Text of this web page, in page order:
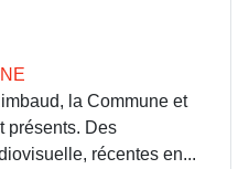
la Commune et
présents. Des
récentes en...